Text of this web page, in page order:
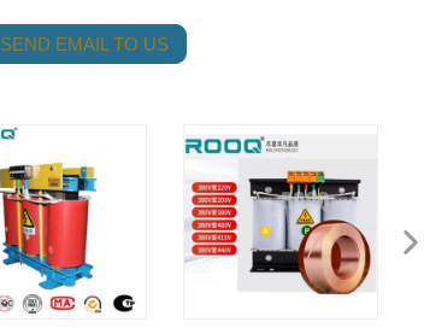
SEND EMAIL TO US